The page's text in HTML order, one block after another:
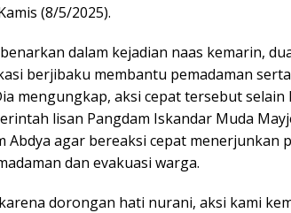
(8/5/2025).
dalam kejadian naas kemarin,
berjibaku membantu pemadaman
mengungkap, aksi cepat tersebut
lisan Pangdam Iskandar Muda
Abdya agar bereaksi cepat menerjunkan
dan evakuasi warga.
dorongan hati nurani, aksi kami